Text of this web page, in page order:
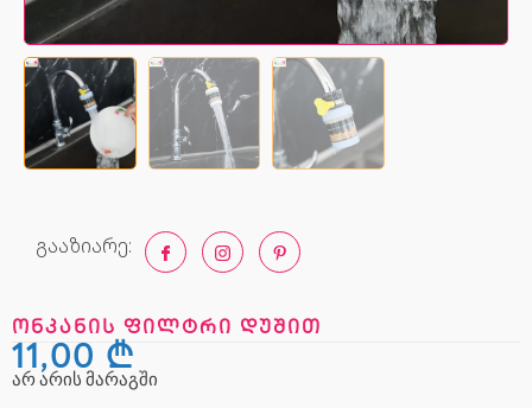
გააზიარე:
ონკანის ფილტრი დუშით
11,00 ₾
არ არის მარაგში